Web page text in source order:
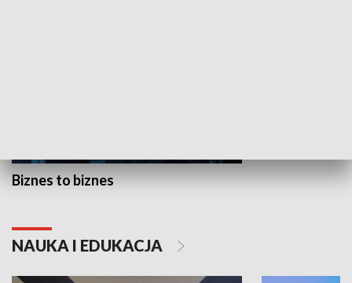
Biznes to biznes
NAUKA I EDUKACJA